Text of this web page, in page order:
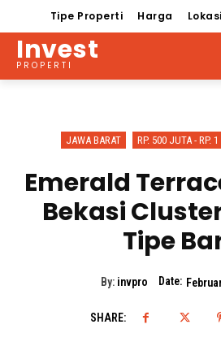
Tipe Properti Harga Lokasi
Invest
PROPERTI
JAWA BARAT RP. 500 JUTA - RP.
Emerald
Bekasi
Tipe
By: invpro Date:
SHARE: